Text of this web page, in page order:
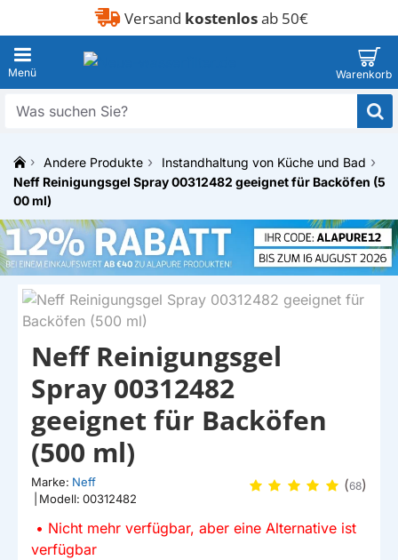
Versand kostenlosab 50€
Was
h
o
e
Andere Produkte
Instandhaltung von Küche und Bad
Neff Reinigungsgel Spray 00312482 geeignet für Backöfen (5
00 ml)
IST VERFÜGBAR
Nicht mehr verfügbar, aber eine Alternative ist
verfügbar
Neff Reinigungsgel
Spray 00312482
geeignet für Backöfen
(500 ml)
Marke: Neff
Modell: 00312482
(68)